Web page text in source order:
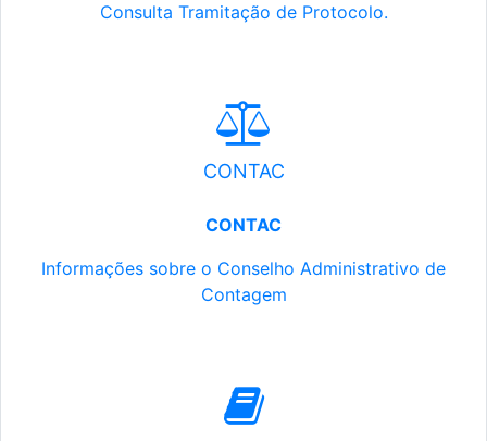
Consulta Tramitação de Protocolo.
CONTAC
CONTAC
Informações sobre o Conselho Administrativo de
Contagem